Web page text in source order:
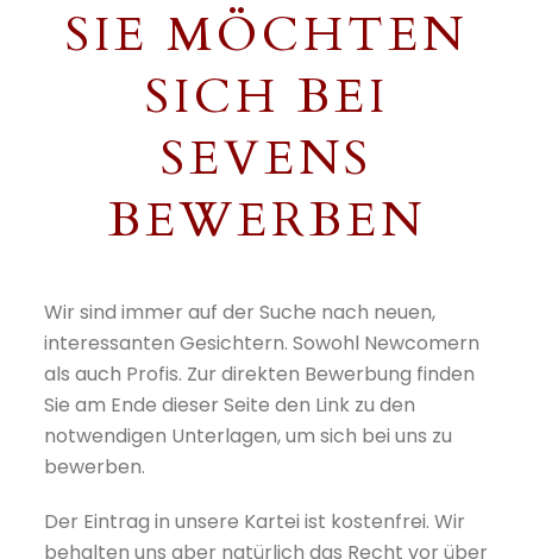
SIE MÖCHTEN
SICH BEI
SEVENS
BEWERBEN
Wir sind immer auf der Suche nach neuen,
interessanten Gesichtern. Sowohl Newcomern
als auch Profis. Zur direkten Bewerbung finden
Sie am Ende dieser Seite den Link zu den
notwendigen Unterlagen, um sich bei uns zu
bewerben.
Der Eintrag in unsere Kartei ist kostenfrei. Wir
behalten uns aber natürlich das Recht vor über